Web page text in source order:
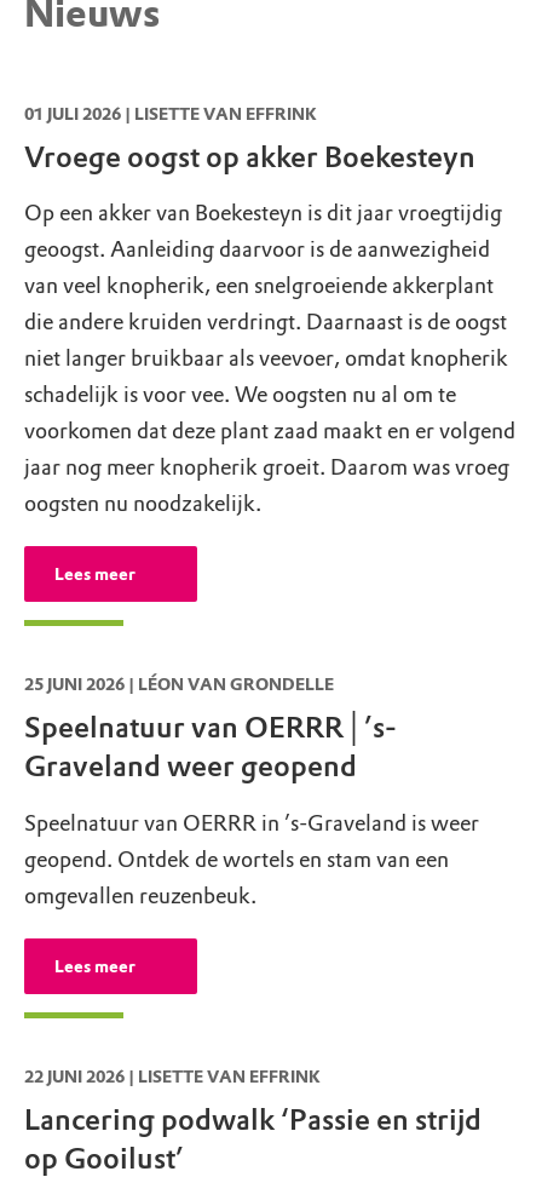
van tevoren toestemming aan te vragen bij
Leeuwenlaan 34,1243KB
T: 035-6563867
Geschikt voor rolstoel
halfverhard pad dat toegankelijk is voor
mindervaliden.
Parkeerbijdrage voor niet-leden
Sinds 1 februari 2022 betalen bezoekers van
Boekesteyn die geen lid zijn van
Natuurmonumenten een bijdrage voor
parkeren. Leden kunnen gratis uitrijden met
hun ledenpas.
Nieuws
01 JULI 2026 | LISETTE VAN EFFRINK
Vroege oogst op akker Boekesteyn
Op een akker van Boekesteyn is dit jaar vroegtijdig
geoogst. Aanleiding daarvoor is de aanwezigheid
van veel knopherik, een snelgroeiende akkerplant
die andere kruiden verdringt. Daarnaast is de oogst
niet langer bruikbaar als veevoer, omdat knopherik
schadelijk is voor vee. We oogsten nu al om te
voorkomen dat deze plant zaad maakt en er volgend
jaar nog meer knopherik groeit. Daarom was vroeg
oogsten nu noodzakelijk.
Lees meer
25 JUNI 2026 | LÉON VAN GRONDELLE
Speelnatuur van OERRR│’s-
Graveland weer geopend
Speelnatuur van OERRR in ’s-Graveland is weer
geopend. Ontdek de wortels en stam van een
omgevallen reuzenbeuk.
Lees meer
22 JUNI 2026 | LISETTE VAN EFFRINK
Lancering podwalk ‘Passie en strijd
op Gooilust’